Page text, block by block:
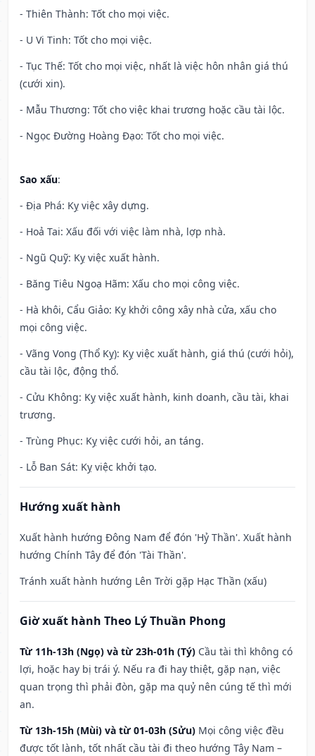
- Thiên Thành: Tốt cho mọi việc.
- U Vi Tinh: Tốt cho mọi việc.
- Tục Thế: Tốt cho mọi việc, nhất là việc hôn nhân giá thú
(cưới xin).
- Mẫu Thương: Tốt cho việc khai trương hoặc cầu tài lộc.
- Ngọc Đường Hoàng Đạo: Tốt cho mọi việc.
Sao xấu:
- Địa Phá: Kỵ việc xây dựng.
- Hoả Tai: Xấu đối với việc làm nhà, lợp nhà.
- Ngũ Quỹ: Kỵ việc xuất hành.
- Băng Tiêu Ngoạ Hãm: Xấu cho mọi công việc.
- Hà khôi, Cẩu Giảo: Kỵ khởi công xây nhà cửa, xấu cho
mọi công việc.
- Vãng Vong (Thổ Kỵ): Kỵ việc xuất hành, giá thú (cưới hỏi),
cầu tài lộc, động thổ.
- Cửu Không: Kỵ việc xuất hành, kinh doanh, cầu tài, khai
trương.
- Trùng Phục: Kỵ việc cưới hỏi, an táng.
- Lỗ Ban Sát: Kỵ việc khởi tạo.
Hướng xuất hành
Xuất hành hướng Đông Nam để đón 'Hỷ Thần'. Xuất hành
hướng Chính Tây để đón 'Tài Thần'.
Tránh xuất hành hướng Lên Trời gặp Hạc Thần (xấu)
Giờ xuất hành Theo Lý Thuần Phong
Từ 11h-13h (Ngọ) và từ 23h-01h (Tý) Cầu tài thì không có
lợi, hoặc hay bị trái ý. Nếu ra đi hay thiệt, gặp nạn, việc
quan trọng thì phải đòn, gặp ma quỷ nên cúng tế thì mới
an.
Từ 13h-15h (Mùi) và từ 01-03h (Sửu) Mọi công việc đều
được tốt lành, tốt nhất cầu tài đi theo hướng Tây Nam –